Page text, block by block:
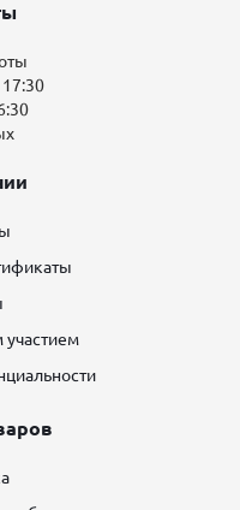
17:30